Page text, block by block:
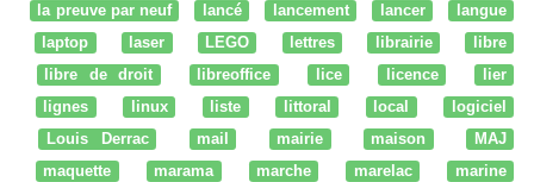
la preuve par neuf
lancé lancement lancer
langue
laptop
laser LEGO lettres librairie
libre
libre de droit
libreoffice lice licence
lier
lignes
linux liste littoral local
logiciel
Louis Derrac
mail mairie maison
MAJ
maquette
marama marche marelac
marine